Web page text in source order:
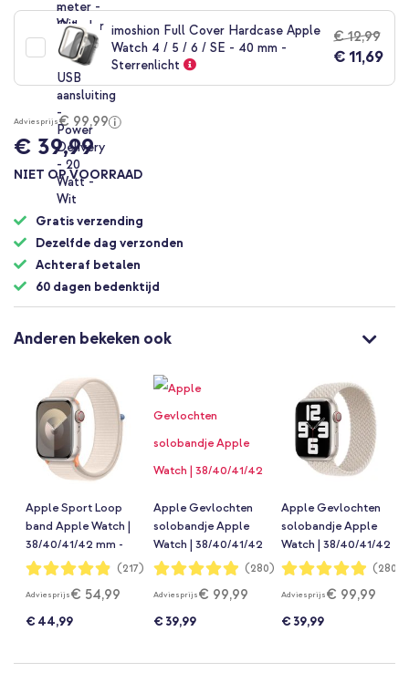
imoshion Full Cover Hardcase Apple
Watch 4 / 5 / 6 / SE - 40 mm -
Sterrenlicht
€ 12,99
€ 11,69
Adviesprijs€ 99,99
€ 39,99
NIET OP VOORRAAD
Gratis verzending
Dezelfde dag verzonden
Achteraf betalen
60 dagen bedenktijd
Anderen bekeken ook
Apple Sport Loop
band Apple Watch |
38/40/41/42 mm -
Starlight
Waardering:
97%
(217)
Adviesprijs€ 54,99
€ 44,99
Apple Gevlochten
solobandje Apple
Watch | 38/40/41/42
mm - Maat 8 -
Waardering:
98%
(280)
Adviesprijs€ 99,99
€ 39,99
Apple Gevlochten
solobandje Apple
Watch | 38/40/41/42
mm - Maat 1 -
Waardering:
98%
(280)
Adviesprijs€ 99,99
€ 39,99